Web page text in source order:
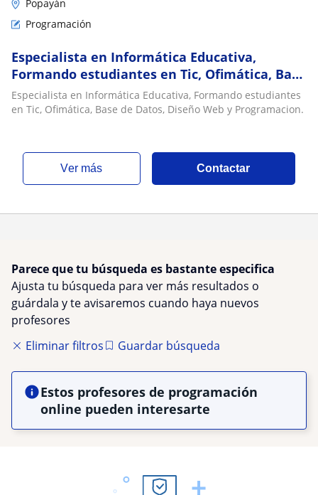
Popayán
Programación
Especialista en Informática Educativa,
Formando estudiantes en Tic, Ofimática, Base
de Datos, Diseño Web y Programacion
Especialista en Informática Educativa, Formando estudiantes
en Tic, Ofimática, Base de Datos, Diseño Web y Programacion.
ver más Contactar
Parece que tu búsqueda es bastante especifica
Ajusta tu búsqueda para ver más resultados o
guárdala y te avisaremos cuando haya nuevos
profesores
Eliminar filtros
Guardar búsqueda
Estos profesores de programación
online pueden interesarte